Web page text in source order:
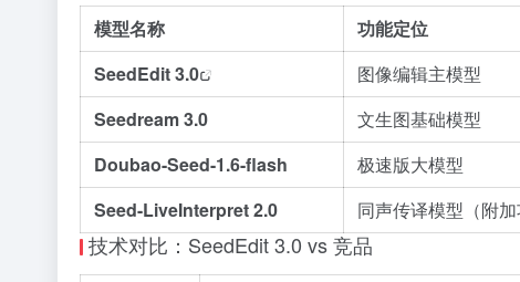
模型名称 功能定位
SeedEdit 3.0
图像编辑主模型
Seedream 3.0
文生图基础模型
Doubao-Seed-1.6-flash
极速版大模型
Seed-LiveInterpret 2.0
同声传译模型（附加
技术对比：SeedEdit 3.0 vs 竞品